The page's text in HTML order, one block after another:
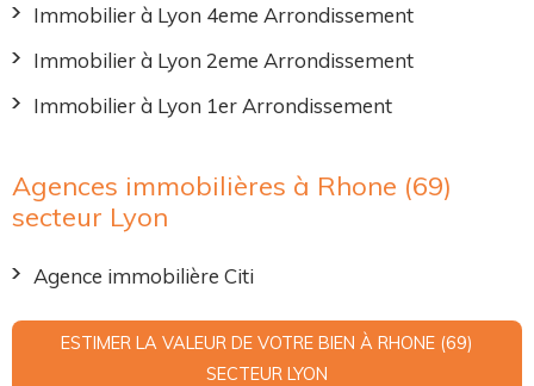
Immobilier à Lyon 4eme Arrondissement
Immobilier à Lyon 2eme Arrondissement
Immobilier à Lyon 1er Arrondissement
Agences immobilières à Rhone (69)
secteur Lyon
Agence immobilière Citi
ESTIMER LA VALEUR DE VOTRE BIEN À RHONE (69)
SECTEUR LYON